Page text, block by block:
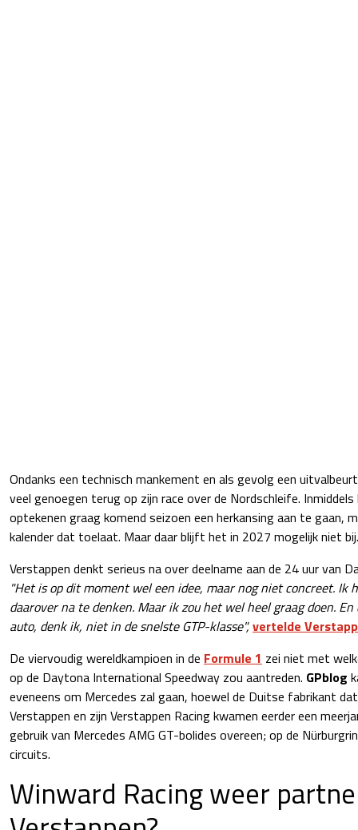
Ondanks een technisch mankement en als gevolg een
veel genoegen terug op zijn race over de Nordschleife.
optekenen graag komend seizoen een herkansing aan te gaan,
kalender dat toelaat. Maar daar blijft het in 2027 mogelijk niet bij.
Verstappen denkt serieus na over deelname aan de 24 uur van
"Het is op dit moment wel een idee, maar nog niet concreet. Ik
daarover na te denken. Maar ik zou het wel heel graag doen.
auto, denk ik, niet in de snelste GTP-klasse",vertelde
De viervoudig wereldkampioen in de Formule 1 zei niet met
op de Daytona International Speedway zou aantreden. GPblog
eveneens om Mercedes zal gaan, hoewel de Duitse fabrikant
Verstappen en zijn Verstappen Racing kwamen eerder een
gebruik van Mercedes AMG GT-bolides overeen; op de
circuits.
Winward Racing weer